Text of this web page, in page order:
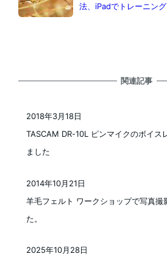
法、iPadでトレーニン
関連記事
TASCAM DR-10L ピンマイクのボイス
ました
2018年3月18日
羊毛フェルト ワークショップで写真撮
た。
投稿日
2014年10月21日
2025年10月28日